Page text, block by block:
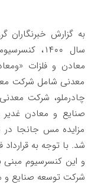
به گزارش
سال ۱۴۰۰،
معادن و فلزات
معدنی شامل شرکت
چادرملو، شرکت
صنایع و معادن
مزایده مس جانجا در
شد. با توجه به
و این کنسرسیوم مبنی
شرکت توسعه صنایع